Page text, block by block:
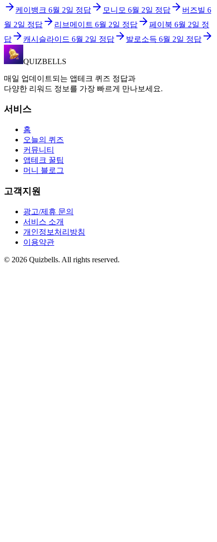
케이뱅크 6월 2일 정답 모니모 6월 2일 정답 버즈빌 6
월 2일 정답 리브메이트 6월 2일 정답 페이북 6월 2일 정
답
캐시슬라이드 6월 2일 정답 발로소득 6월 2일 정답
QUIZBELLS
매일 업데이트되는 앱테크 퀴즈 정답과
다양한 리워드 정보를 가장 빠르게 만나보세요.
서비스
홈
오늘의 퀴즈
커뮤니티
앱테크 꿀팁
머니 블로그
고객지원
광고/제휴 문의
서비스 소개
개인정보처리방침
이용약관
© 2026 Quizbells. All rights reserved.